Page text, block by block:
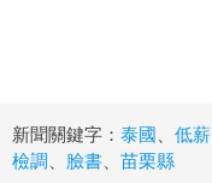
新聞關鍵字： 泰國 低薪
檢調
臉書 苗栗縣